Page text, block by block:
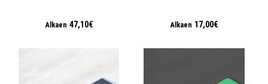
Alkaen 47,10€ Alkaen 17,00€